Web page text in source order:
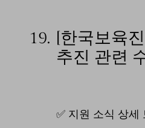
19. [한국보육
추진 관련
✅ 지원 소식 상세